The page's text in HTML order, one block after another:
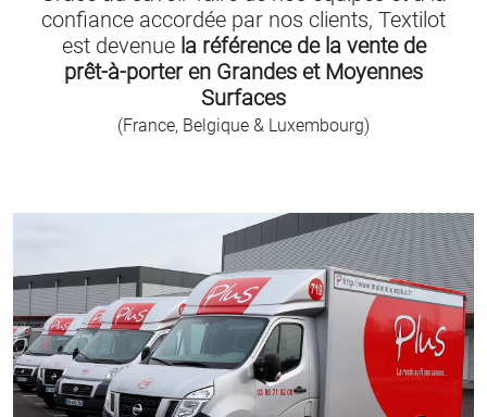
confiance accordée par nos clients, Textilot
est devenue la référence de la vente de
prêt-à-porter en Grandes et Moyennes
Surfaces
(France, Belgique & Luxembourg)